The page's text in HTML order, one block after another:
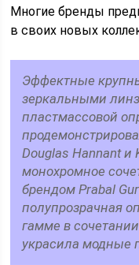
Многие бренды
в своих новых
Эффектные
зеркальными
пластмассовой
Douglas Hannant и
монохромное
брендом Prabal
полупрозрачная
гамме в
украсила модные